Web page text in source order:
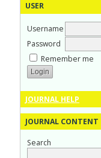
USER
Username
Password
Remember me
JOURNAL HELP
JOURNAL CONTENT
Search